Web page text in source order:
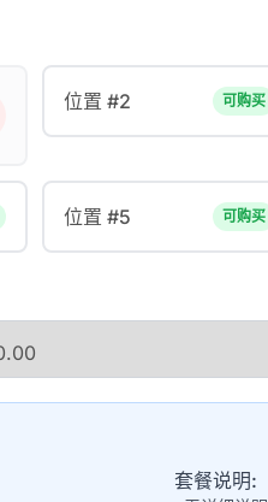
位置 #2 可购买
位置 #5 可购买
套餐说明: